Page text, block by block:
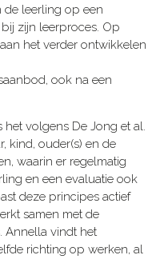
de leerling op een
zijn leerproces. Op
het verder ontwikkelen
ook na een
volgens De Jong et al.
kind, ouder(s) en de
waarin er regelmatig
en een evaluatie ook
deze principes actief
samen met de
Annella vindt het
richting op werken, al